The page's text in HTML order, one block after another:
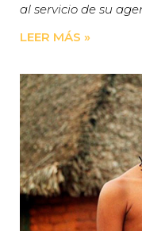
al servicio de su
LEER MÁS »